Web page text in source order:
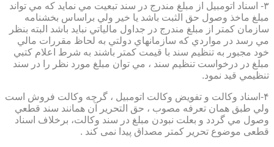
۳- اسناد اتومبيل از مبلغ مندرج در سند تبعيت مي نمايد كه مي تواند
مبلغ ماخذ وصول حق الثبت باشد يا خير ولي براساس بخشنامه
سازمان كمتر از مبلغ مندرج در جداول مالياتي نبايد باشد البته بنظر
مي رسد در مواردي كه سازمانهاي دولتي به لحاظ مقررات مالي
خود مجبور به تنظيم سند با قيمت كمتر باشند به شرط اعلام كتبي
مبلغ در درخواست تنظيم سند ، مي توان مبلغ مورد نظر را در سند
تنظيمي قيد نمود.
۴-اسناد وكالت و تفويض وكالت اتومبيل ، گرچه وكالت فروش است
ولي طبق همان تعرفه مصوب ، حق التحرير آن همانند سند قطعي
وصول مي گردد و بعلت نبودن مبلغ در سند وكالت، برخلاف اسناد
قطعی موضوع تحریر کمتر مصداق پیدا نمی کند .